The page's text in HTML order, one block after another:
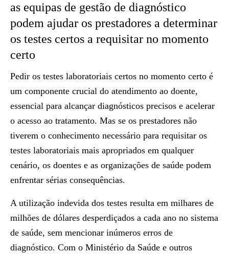
as equipas de gestão de diagnóstico
podem ajudar os prestadores a determinar
os testes certos a requisitar no momento
certo
Pedir os testes laboratoriais certos no momento certo é
um componente crucial do atendimento ao doente,
essencial para alcançar diagnósticos precisos e acelerar
o acesso ao tratamento. Mas se os prestadores não
tiverem o conhecimento necessário para requisitar os
testes laboratoriais mais apropriados em qualquer
cenário, os doentes e as organizações de saúde podem
enfrentar sérias consequências.
A utilização indevida dos testes resulta em milhares de
milhões de dólares desperdiçados a cada ano no sistema
de saúde, sem mencionar inúmeros erros de
diagnóstico. Com o Ministério da Saúde e outros